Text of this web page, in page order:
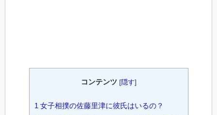
コンテンツ [隠す]
1 女子相撲の佐藤里津に彼氏はいるの？